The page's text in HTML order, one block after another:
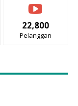
22,800
Pelanggan